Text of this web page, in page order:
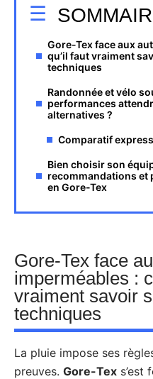
Gore-Tex face aux
qu’il faut vraiment
techniques
Randonnée et vélo
performances
alternatives ?
Comparatif
Bien choisir son
recommandations
en Gore-Tex
Gore-Tex face
imperméables :
vraiment savoir
techniques
La pluie impose ses
preuves. Gore-Tex s’est